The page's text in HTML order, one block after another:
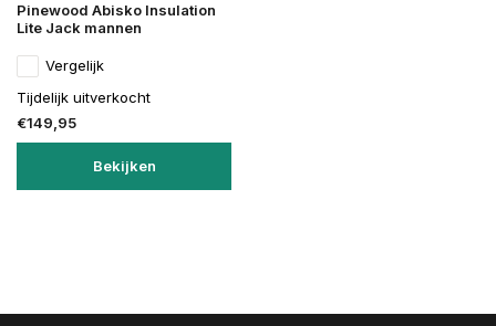
Pinewood Abisko Insulation
Lite Jack mannen
Vergelijk
Tijdelijk uitverkocht
€149,95
Bekijken